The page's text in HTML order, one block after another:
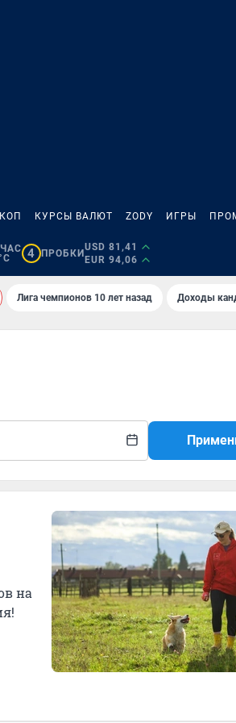
КУРСЫ ВАЛЮТ ZODY ИГРЫ
4 ПРОБКИ
USD 81,41
EUR 94,06
Лига чемпионов 10 лет назад Доходы
на